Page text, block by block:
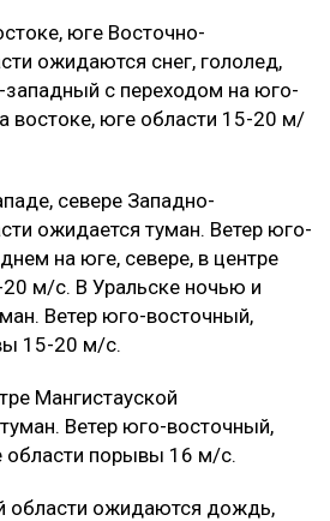
юге Восточно-
ожидаются снег, гололед,
западный с переходом на юго-
востоке, юге области 15-20 м/
севере Западно-
ожидается туман. Ветер юго-
на юге, севере, в центре
м/с. В Уральске ночью и
Ветер юго-восточный,
15-20 м/с.
Мангистауской
Ветер юго-восточный,
области порывы 16 м/с.
ожидаются дождь,